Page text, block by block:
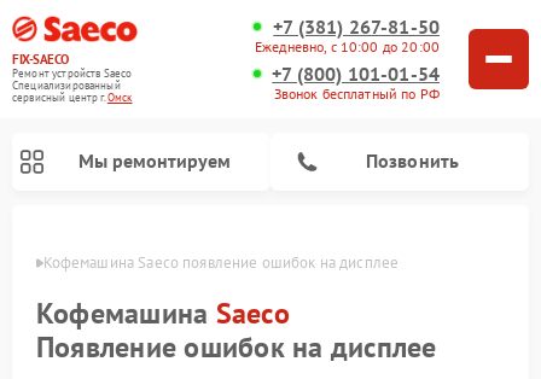
FIX-SAECO
Ремонт устройств Saeco
Специализированный
cервисный центр г.Омск
+7 (381) 267-81-50
Ежедневно, с 10:00 до 20:00
+7 (800) 101-01-54
Звонок бесплатный по РФ
Мы ремонтируем Позвонить
Кофемашина Saeco появление ошибок на дисплее
Кофемашина Saeco
Появление ошибок на дисплее